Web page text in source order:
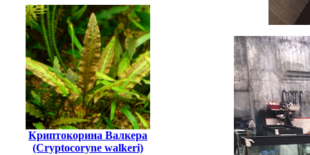
Криптокорина Валкера
(Cryptocoryne walkeri)